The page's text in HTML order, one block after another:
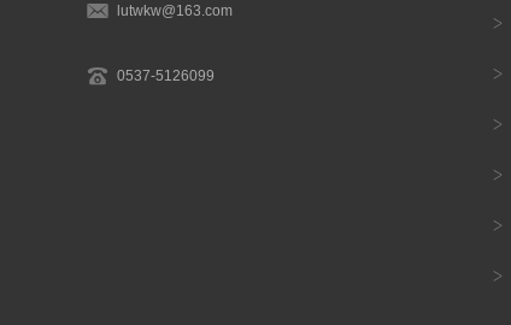
lutwkw@163.com
0537-5126099